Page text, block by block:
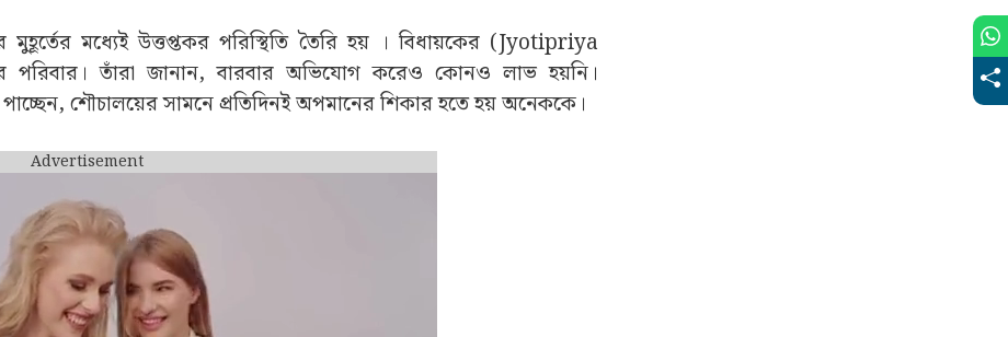
মধ্যেই উত্তপ্তকর পরিস্থিতি তৈরি হয় । বিধায়কের (Jyotipriya
পরিবার। তাঁরা জানান, বারবার অভিযোগ করেও কোনও লাভ হয়নি।
পাচ্ছেন, শৌচালয়ের সামনে প্রতিদিনই অপমানের শিকার হতে হয় অনেককে।
Advertisement